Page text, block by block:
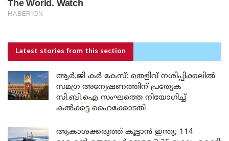
Latest stories from this section
ആർ.ജി കർ കേസ്: തെളിവ് നശിപ്പിക്കലിൽ
സമഗ്ര അന്വേഷണത്തിന് പ്രത്യേക
സി.ബി.ഐ സംഘത്തെ നിയോഗിച്ച്
കൽക്കട്ട ഹൈക്കോടതി
ആകാശക്കരുത്ത് കൂട്ടാൻ ഇന്ത്യ; 114